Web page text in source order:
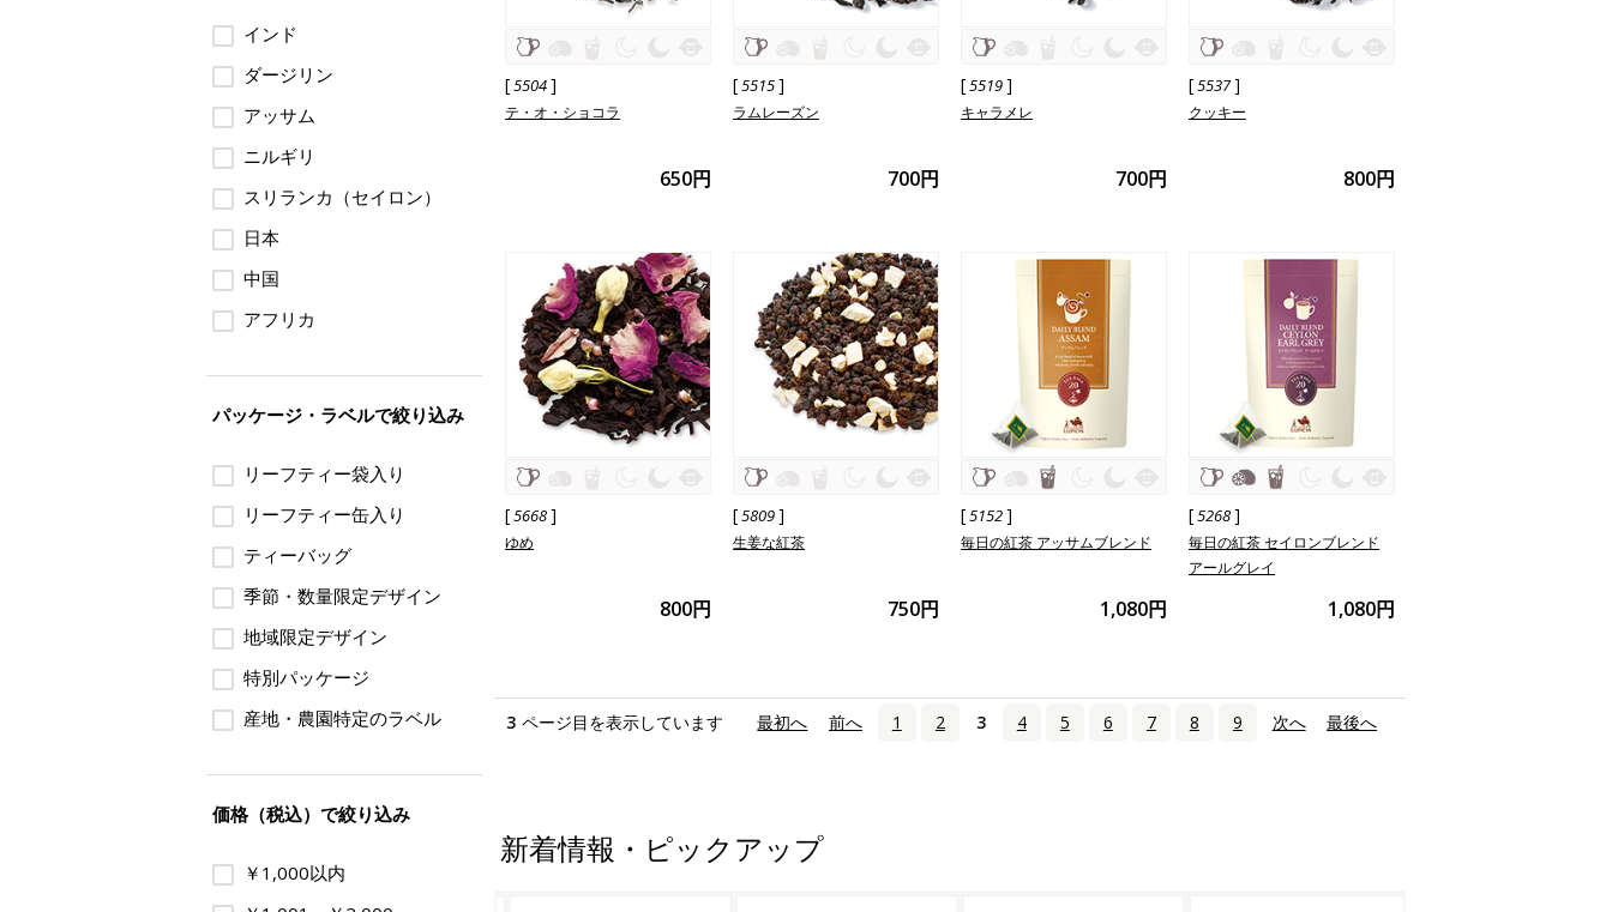
[5504]
テ・オ・ショコラ
650円
[5515]
ラムレーズン
700円
[5519]
キャラメレ
700円
[5537]
クッキー
800円
[5668]
ゆめ
800円
[5809]
生姜な紅茶
750円
[5152]
毎日の紅茶 アッサムブレンド
1,080円
[5268]
毎日の紅茶 セイロンブレンド
アールグレイ
1,080円
3 ページ目を表示しています 最初へ 前へ 1 2 3 4 5 6 7 8 9 次へ 最後へ
新着情報・ピックアップ
インド
ダージリン
アッサム
ニルギリ
スリランカ（セイロン）
日本
中国
アフリカ
パッケージ・ラベルで絞り込み
リーフティー袋入り
リーフティー缶入り
ティーバッグ
季節・数量限定デザイン
地域限定デザイン
特別パッケージ
産地・農園特定のラベル
価格（税込）で絞り込み
￥1,000以内